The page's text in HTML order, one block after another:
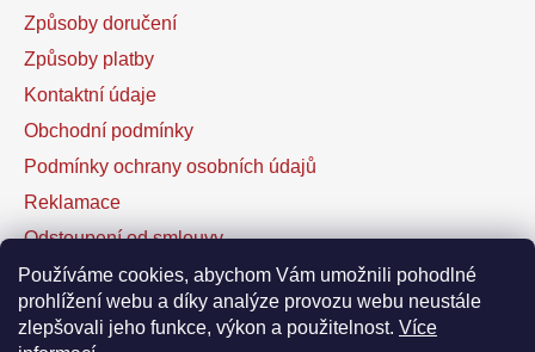
Používáme cookies, abychom Vám umožnili pohodlné
prohlížení webu a díky analýze provozu webu neustále
zlepšovali jeho funkce, výkon a použitelnost. Více
Způsoby doručení
Způsoby platby
Kontaktní údaje
Obchodní podmínky
Podmínky ochrany osobních údajů
Reklamace
Odstoupení od smlouvy
Kontaktní formulář